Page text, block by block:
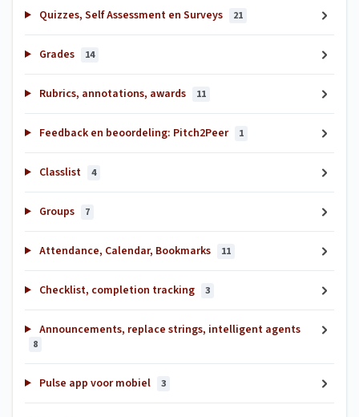
Quizzes, Self Assessment en Surveys 21
Grades 14
Rubrics, annotations, awards 11
Feedback en beoordeling: Pitch2Peer 1
Classlist 4
Groups 7
Attendance, Calendar, Bookmarks 11
Checklist, completion tracking 3
Announcements, replace strings, intelligent agents
8
Pulse app voor mobiel 3